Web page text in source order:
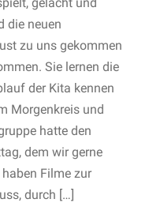
die neuen
zu uns gekommen
Sie lernen die
der Kita kennen
Morgenkreis und
hatte den
dem wir gerne
Filme zur
durch […]